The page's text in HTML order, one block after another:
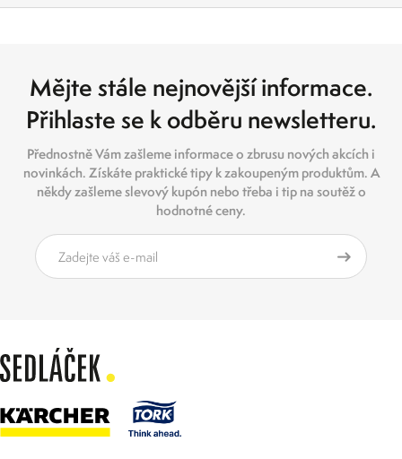
Mějte stále nejnovější informace.
Přihlaste se k odběru newsletteru.
Přednostně Vám zašleme informace o zbrusu nových akcích i
novinkách. Získáte praktické tipy k zakoupeným produktům. A
někdy zašleme slevový kupón nebo třeba i tip na soutěž o
hodnotné ceny.